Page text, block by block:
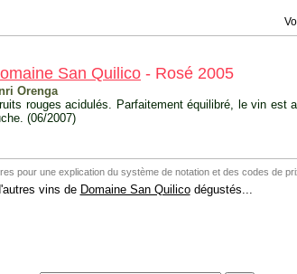
San Quilico - Rosé 2005
Orenga
rouges acidulés. Parfaitement équilibré, le vin est
(06/2007)
pour une explication du système de notation et des codes de
vins de Domaine San Quilicodégustés...